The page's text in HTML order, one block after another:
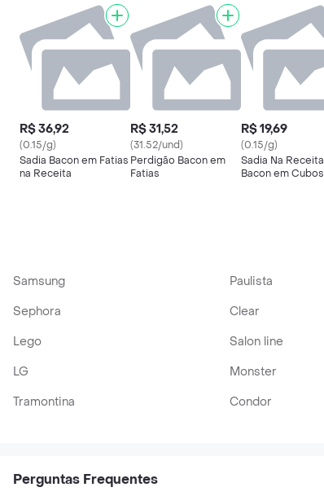
R$ 36,92
(0.15/g)
Sadia Bacon em Fatias
na Receita
R$ 31,52
(31.52/und)
Perdigão Bacon em
Fatias
R$ 19,69
(0.15/g)
Sadia Na Receita
Bacon em Cubos
Samsung Paulista
Sephora
Clear
Lego
Salon line
LG
Monster
Tramontina
Condor
Perguntas Frequentes